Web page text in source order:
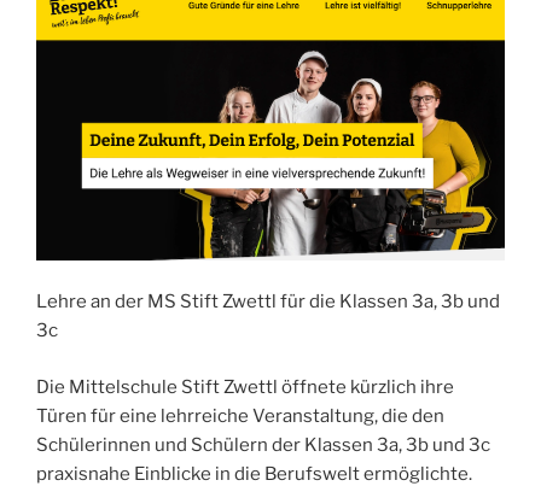
Lehre an der MS Stift Zwettl für die Klassen 3a, 3b und
3c
Die Mittelschule Stift Zwettl öffnete kürzlich ihre
Türen für eine lehrreiche Veranstaltung, die den
Schülerinnen und Schülern der Klassen 3a, 3b und 3c
praxisnahe Einblicke in die Berufswelt ermöglichte.